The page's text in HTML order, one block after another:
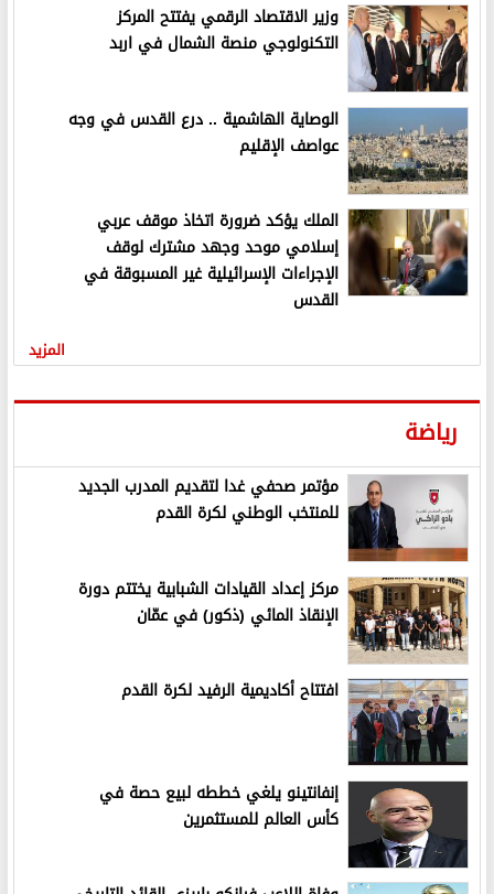
وزير الاقتصاد الرقمي يفتتح المركز
التكنولوجي منصة الشمال في اربد
الوصاية الهاشمية .. درع القدس في وجه
عواصف الإقليم
الملك يؤكد ضرورة اتخاذ موقف عربي
إسلامي موحد وجهد مشترك لوقف
الإجراءات الإسرائيلية غير المسبوقة في
القدس
المزيد
رياضة
مؤتمر صحفي غدا لتقديم المدرب الجديد
للمنتخب الوطني لكرة القدم
مركز إعداد القيادات الشبابية يختتم دورة
الإنقاذ المائي (ذكور) في عمّان
افتتاح أكاديمية الرفيد لكرة القدم
إنفانتينو يلغي خططه لبيع حصة في
كأس العالم للمستثمرين